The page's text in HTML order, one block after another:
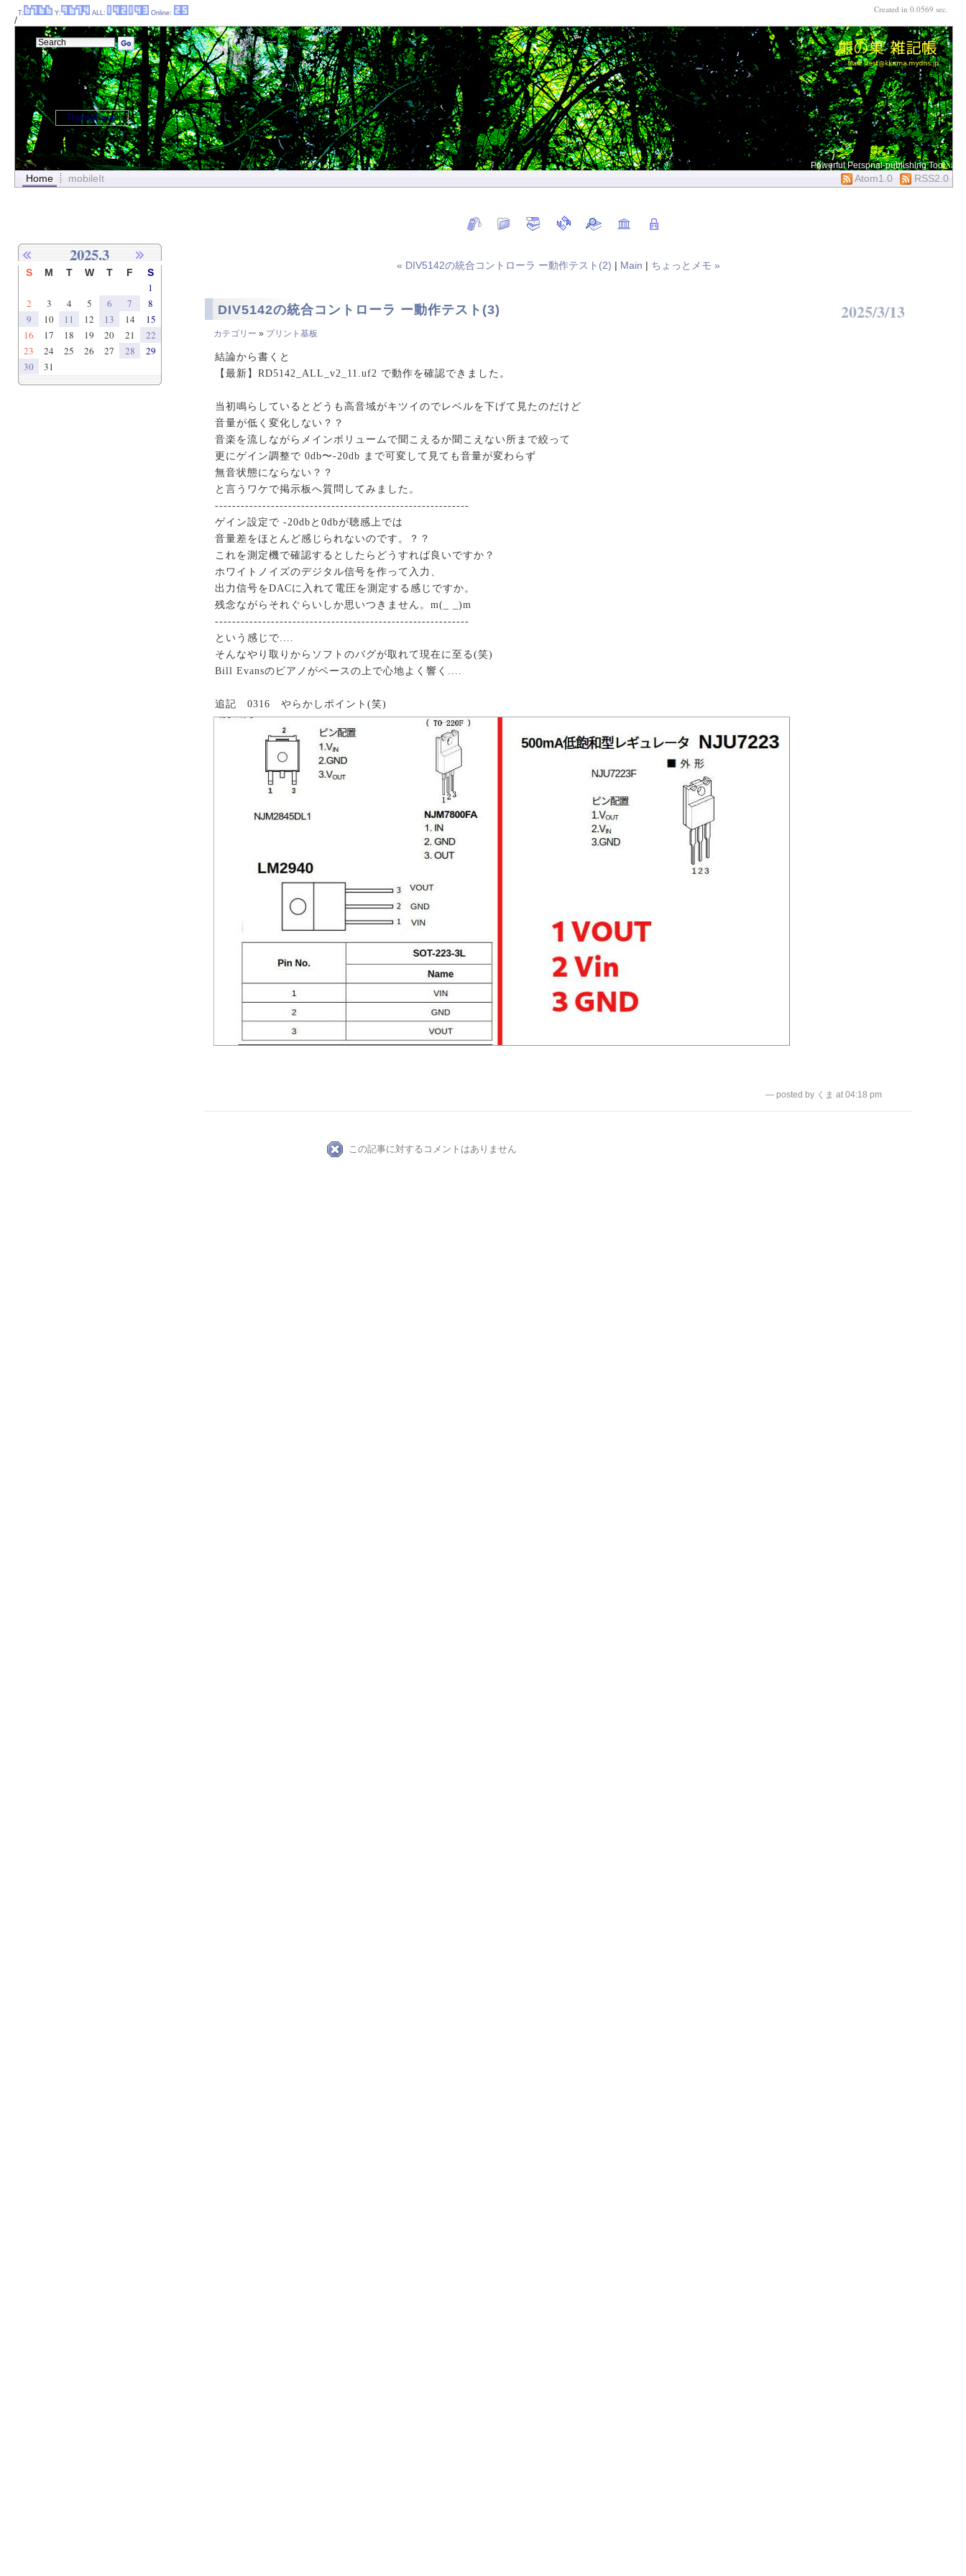
/
Powerful Perspnal-publishing Tool
Home mobileIt RSS2.0
Atom1.0
« DIV5142の統合コントローラ ー動作テスト(2) | Main | ちょっとメモ »
DIV5142の統合コントローラ ー動作テスト(3) 2025/3/13
カテゴリー » プリント基板
結論から書くと
【最新】RD5142_ALL_v2_11.uf2 で動作を確認できました。
当初鳴らしているとどうも高音域がキツイのでレベルを下げて見たのだけど
音量が低く変化しない？？
音楽を流しながらメインボリュームで聞こえるか聞こえない所まで絞って
更にゲイン調整で 0db〜-20db まで可変して見ても音量が変わらず
無音状態にならない？？
と言うワケで掲示板へ質問してみました。
-----------------------------------------------------------
ゲイン設定で -20dbと0dbが聴感上では
音量差をほとんど感じられないのです。？？
これを測定機で確認するとしたらどうすれば良いですか？
ホワイトノイズのデジタル信号を作って入力、
出力信号をDACに入れて電圧を測定する感じですか。
残念ながらそれぐらいしか思いつきません。m(_ _)m
-----------------------------------------------------------
という感じで....
そんなやり取りからソフトのバグが取れて現在に至る(笑)
Bill Evansのピアノがベースの上で心地よく響く....
追記 0316 やらかしポイント(笑)
— posted by くま at 04:18 pm
この記事に対するコメントはありません
2025.3
S M T W T F S
1
2
3 4 5 6 7
8
9
10 11 12 13 14
15
16
17 18 19 20 21
22
23
24 25 26 27 28
29
30
31
T: Y: ALL: Online:
ThemePanel
Created in 0.0569 sec.